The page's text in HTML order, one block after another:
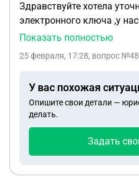
Здравствуйте хотела
электронного ключа ,у
якобы сняли за долги
за домофон который
Показать полностью
25 февраля, 17:28, вопрос
У вас похожая
Опишите свои детали —
делать.
Задать